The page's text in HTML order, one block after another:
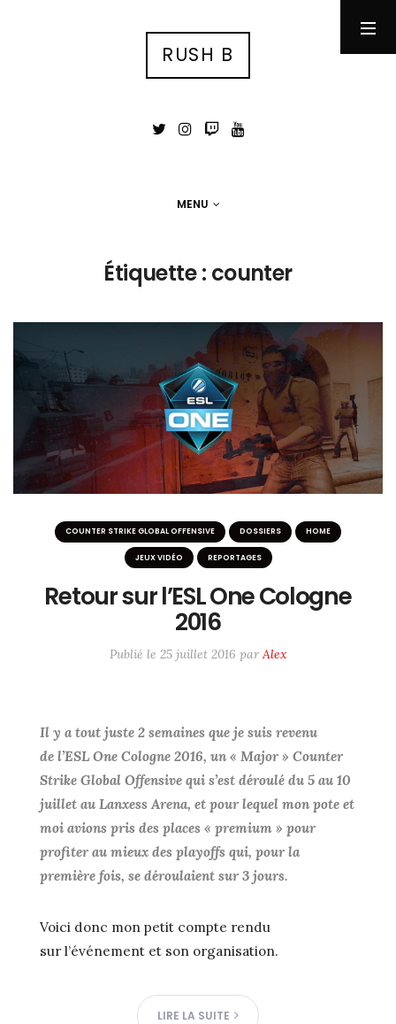
RUSH B
MENU
Étiquette : counter
COUNTER STRIKE GLOBAL OFFENSIVE DOSSIERS HOME
JEUX VIDÉO REPORTAGES
Retour sur l’ESL One Cologne
2016
Publié le 25 juillet 2016 par Alex
Il y a tout juste 2 semaines que je suis revenu
de l’ESL One Cologne 2016, un « Major » Counter
Strike Global Offensive qui s’est déroulé du 5 au 10
juillet au Lanxess Arena, et pour lequel mon pote et
moi avions pris des places « premium » pour
profiter au mieux des playoffs qui, pour la
première fois, se déroulaient sur 3 jours.
Voici donc mon petit compte rendu
sur l’événement et son organisation.
LIRE LA SUITE
Stuff
Contact
ME SUIVRE SUR LES RÉSEAUX
Twitter / X
Instagram
#6233 (pas de titre)